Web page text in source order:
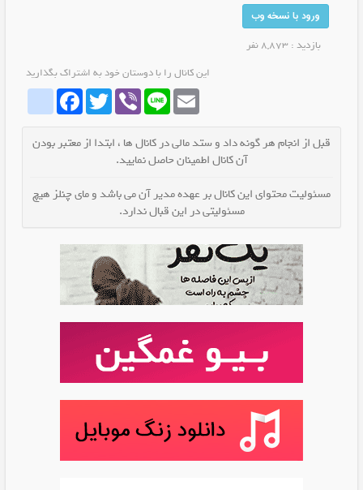
ورود با نسخه وب
بازدید : 8,873 نفر
این کانال را با دوستان خود به اشتراک بگذارید
whatrubikaFacebookTwitter Viber Line Email
قبل از انجام هر گونه داد و ستد مالی در کانال ها ، ابتدا از معتبر بودن
آن کانال اطمینان حاصل نمایید.
مسئولیت محتوای این کانال بر عهده مدیر آن می باشد و مای چنلز هیچ
مسئولیتی در این قبال ندارد.